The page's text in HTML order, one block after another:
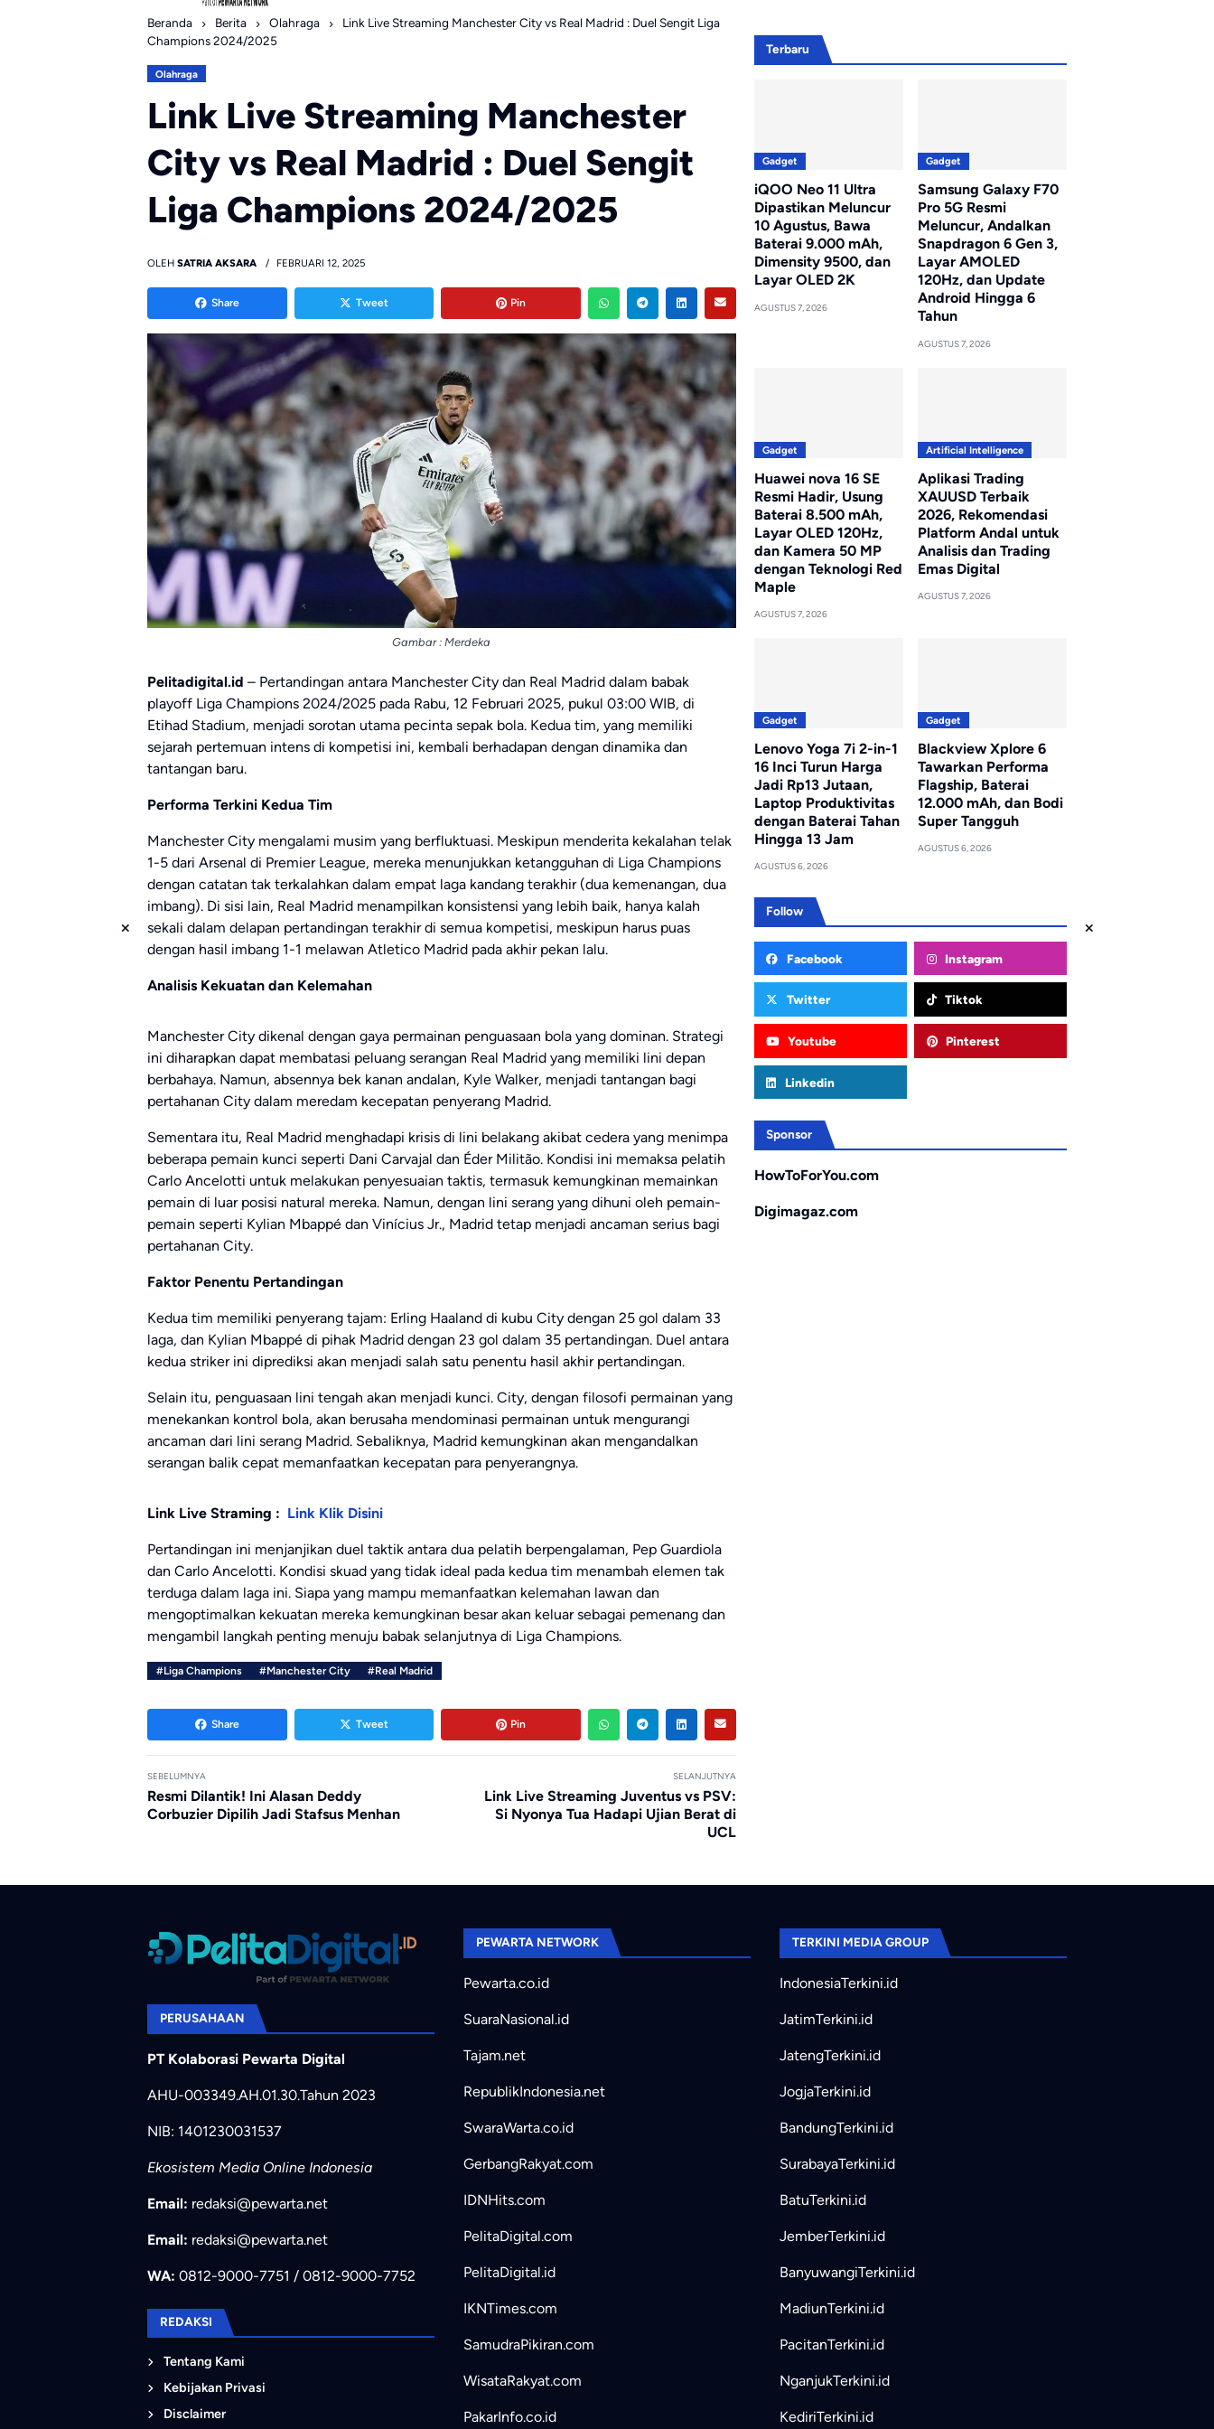
Beranda Berita Olahraga
Link Live Streaming Manchester City vs Real Madrid : Duel Sengit Liga
Champions 2024/2025
Olahraga
Link Live Streaming Manchester
City vs Real Madrid : Duel Sengit
Liga Champions 2024/2025
OLEH SATRIA AKSARA FEBRUARI 12, 2025
Share Tweet Pin
Gambar : Merdeka
Pelitadigital.id – Pertandingan antara Manchester City dan Real Madrid dalam babak
playoff Liga Champions 2024/2025 pada Rabu, 12 Februari 2025, pukul 03:00 WIB, di
Etihad Stadium, menjadi sorotan utama pecinta sepak bola. Kedua tim, yang memiliki
sejarah pertemuan intens di kompetisi ini, kembali berhadapan dengan dinamika dan
tantangan baru.
Performa Terkini Kedua Tim
Manchester City mengalami musim yang berfluktuasi. Meskipun menderita kekalahan telak
1-5 dari Arsenal di Premier League, mereka menunjukkan ketangguhan di Liga Champions
dengan catatan tak terkalahkan dalam empat laga kandang terakhir (dua kemenangan, dua
imbang). Di sisi lain, Real Madrid menampilkan konsistensi yang lebih baik, hanya kalah
sekali dalam delapan pertandingan terakhir di semua kompetisi, meskipun harus puas
dengan hasil imbang 1-1 melawan Atletico Madrid pada akhir pekan lalu.
Analisis Kekuatan dan Kelemahan
Manchester City dikenal dengan gaya permainan penguasaan bola yang dominan. Strategi
ini diharapkan dapat membatasi peluang serangan Real Madrid yang memiliki lini depan
berbahaya. Namun, absennya bek kanan andalan, Kyle Walker, menjadi tantangan bagi
pertahanan City dalam meredam kecepatan penyerang Madrid.
Sementara itu, Real Madrid menghadapi krisis di lini belakang akibat cedera yang menimpa
beberapa pemain kunci seperti Dani Carvajal dan Éder Militão. Kondisi ini memaksa pelatih
Carlo Ancelotti untuk melakukan penyesuaian taktis, termasuk kemungkinan memainkan
pemain di luar posisi natural mereka. Namun, dengan lini serang yang dihuni oleh pemain-
pemain seperti Kylian Mbappé dan Vinícius Jr., Madrid tetap menjadi ancaman serius bagi
pertahanan City.
Faktor Penentu Pertandingan
Kedua tim memiliki penyerang tajam: Erling Haaland di kubu City dengan 25 gol dalam 33
laga, dan Kylian Mbappé di pihak Madrid dengan 23 gol dalam 35 pertandingan. Duel antara
kedua striker ini diprediksi akan menjadi salah satu penentu hasil akhir pertandingan.
Selain itu, penguasaan lini tengah akan menjadi kunci. City, dengan filosofi permainan yang
menekankan kontrol bola, akan berusaha mendominasi permainan untuk mengurangi
ancaman dari lini serang Madrid. Sebaliknya, Madrid kemungkinan akan mengandalkan
serangan balik cepat memanfaatkan kecepatan para penyerangnya.
Link Live Straming : Link Klik Disini
Pertandingan ini menjanjikan duel taktik antara dua pelatih berpengalaman, Pep Guardiola
dan Carlo Ancelotti. Kondisi skuad yang tidak ideal pada kedua tim menambah elemen tak
terduga dalam laga ini. Siapa yang mampu memanfaatkan kelemahan lawan dan
mengoptimalkan kekuatan mereka kemungkinan besar akan keluar sebagai pemenang dan
mengambil langkah penting menuju babak selanjutnya di Liga Champions.
#Liga Champions #Manchester City #Real Madrid
Share Tweet Pin
SEBELUMNYA
Resmi Dilantik! Ini Alasan Deddy
Corbuzier Dipilih Jadi Stafsus Menhan
SELANJUTNYA
Link Live Streaming Juventus vs PSV:
Si Nyonya Tua Hadapi Ujian Berat di
UCL
Terbaru
Gadget
iQOO Neo 11 Ultra
Dipastikan Meluncur
10 Agustus, Bawa
Baterai 9.000 mAh,
Dimensity 9500, dan
Layar OLED 2K
AGUSTUS 7, 2026
Gadget
Samsung Galaxy F70
Pro 5G Resmi
Meluncur, Andalkan
Snapdragon 6 Gen 3,
Layar AMOLED
120Hz, dan Update
Android Hingga 6
Tahun
AGUSTUS 7, 2026
Gadget
Huawei nova 16 SE
Resmi Hadir, Usung
Baterai 8.500 mAh,
Layar OLED 120Hz,
dan Kamera 50 MP
dengan Teknologi Red
Maple
AGUSTUS 7, 2026
Artificial Intelligence
Aplikasi Trading
XAUUSD Terbaik
2026, Rekomendasi
Platform Andal untuk
Analisis dan Trading
Emas Digital
AGUSTUS 7, 2026
Gadget
Lenovo Yoga 7i 2-in-1
16 Inci Turun Harga
Jadi Rp13 Jutaan,
Laptop Produktivitas
dengan Baterai Tahan
Hingga 13 Jam
AGUSTUS 6, 2026
Gadget
Blackview Xplore 6
Tawarkan Performa
Flagship, Baterai
12.000 mAh, dan Bodi
Super Tangguh
AGUSTUS 6, 2026
Follow
Facebook Instagram
Twitter Tiktok
Youtube Pinterest
Linkedin
Sponsor
HowToForYou.com
Digimagaz.com
PERUSAHAAN
PT Kolaborasi Pewarta Digital
AHU-003349.AH.01.30.Tahun 2023
NIB: 1401230031537
Ekosistem Media Online Indonesia
Email: redaksi@pewarta.net
Email: redaksi@pewarta.net
WA: 0812-9000-7751 / 0812-9000-7752
REDAKSI
Tentang Kami
Kebijakan Privasi
Disclaimer
PEWARTA NETWORK
Pewarta.co.id
SuaraNasional.id
Tajam.net
RepublikIndonesia.net
SwaraWarta.co.id
GerbangRakyat.com
IDNHits.com
PelitaDigital.com
PelitaDigital.id
IKNTimes.com
SamudraPikiran.com
WisataRakyat.com
PakarInfo.co.id
TERKINI MEDIA GROUP
IndonesiaTerkini.id
JatimTerkini.id
JatengTerkini.id
JogjaTerkini.id
BandungTerkini.id
SurabayaTerkini.id
BatuTerkini.id
JemberTerkini.id
BanyuwangiTerkini.id
MadiunTerkini.id
PacitanTerkini.id
NganjukTerkini.id
KediriTerkini.id